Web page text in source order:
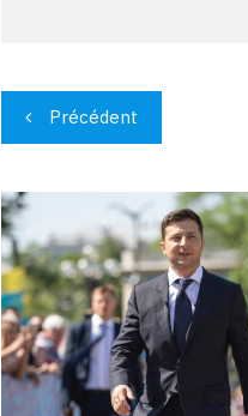
Navigation
de
l’article
Précédent